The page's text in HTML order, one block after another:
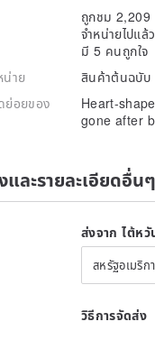
ถูกชม 2,209
จำหน่ายไปแล้
มี 5 คนถูกใจ
าย
สินค้าต้นฉบับ
ย่อยของ
Heart-
gone after
และรายละเอียดอื่นๆ
ส่งจาก ไต้ห
สหรัฐอเมริกา
วิธีการจัดส่ง